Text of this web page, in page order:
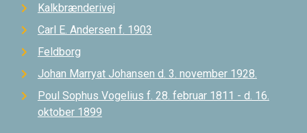
Kalkbrænderivej
Carl E. Andersen f. 1903
Feldborg
Johan Marryat Johansen d. 3. november 1928.
Poul Sophus Vogelius f. 28. februar 1811 - d. 16.
oktober 1899